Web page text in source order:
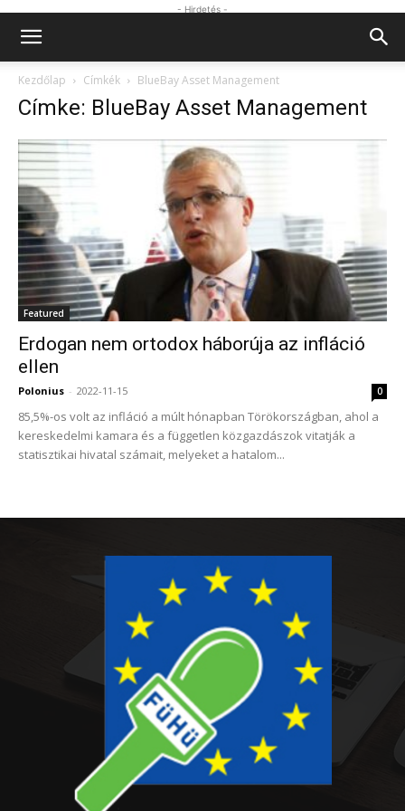
- Hirdetés -
Kezdőlap Címkék BlueBay Asset Management
Címke: BlueBay Asset Management
Featured
Erdogan nem ortodox háborúja az infláció
ellen
Polonius - 2022-11-15 0
85,5%-os volt az infláció a múlt hónapban Törökországban, ahol a
kereskedelmi kamara és a független közgazdászok vitatják a
statisztikai hivatal számait, melyeket a hatalom...